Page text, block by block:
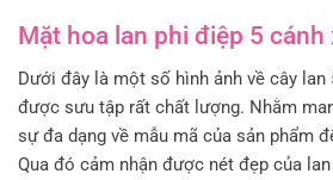
Mặt hoa lan phi điệp 5 cánh
Dưới đây là một số hình ảnh về cây lan
được sưu tập rất chất lượng. Nhằm
sự đa dạng về mẫu mã của sản phẩm
Qua đó cảm nhận được nét đẹp của